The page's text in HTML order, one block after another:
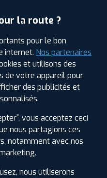
en agence
ÉTIQUETAGE
la route ?
pour le bon
internet. Nos partenaires
et utilisons des
de votre appareil pour
des publicités et
vous acceptez ceci
nous partagions ces
notamment avec nos
nous utiliserons